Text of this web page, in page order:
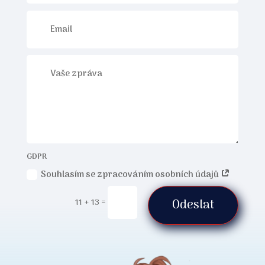
GDPR
Souhlasím se zpracováním osobních údajů
11 + 13 = Odeslat